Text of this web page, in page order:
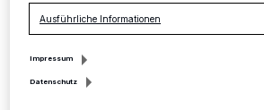
Mettmann, an dem er sich
beiden Kinder lieben die
auch. „Da sind wir natürlich
einzigen“, sagt er und weist
Ausführliche Informationen
Impressum
Datenschutz